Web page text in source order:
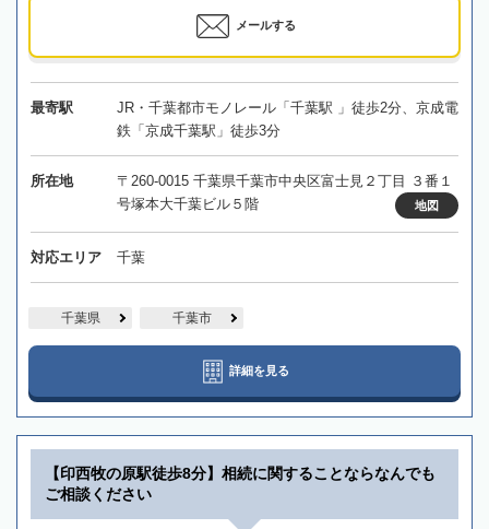
メールする
最寄駅
JR・千葉都市モノレール「千葉駅 」徒歩2分、京成電
鉄「京成千葉駅」徒歩3分
所在地
〒260-0015 千葉県千葉市中央区富士見２丁目 ３番１
号塚本大千葉ビル５階
地図
対応エリア 千葉
千葉県 千葉市
詳細を見る
【印西牧の原駅徒歩8分】相続に関することならなんでも
ご相談ください